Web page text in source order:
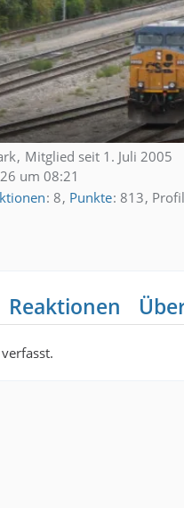
Mitglied seit 1. Juli 2005
um 08:21
8 Punkte 813
Reaktionen